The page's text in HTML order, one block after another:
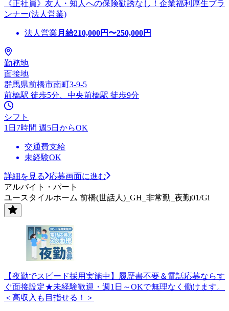
《正社員》友人・知人への保険勧誘なし！企業福利厚生プラ
ンナー(法人営業)
法人営業 月給210,000円〜250,000円
勤務地
面接地
群馬県前橋市南町3-9-5
前橋駅 徒歩5分、中央前橋駅 徒歩9分
シフト
1日7時間 週5日からOK
交通費支給
未経験OK
詳細を見る
応募画面に進む
アルバイト・パート
ユースタイルホーム 前橋(世話人)_GH_非常勤_夜勤01/Gi
【夜勤でスピード採用実施中】履歴書不要＆電話応募ならす
ぐ面接設定★未経験歓迎・週1日～OKで無理なく働けます。
＜高収入も目指せる！＞